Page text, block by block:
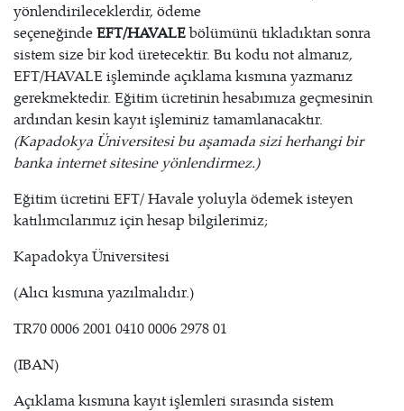
yönlendirileceklerdir, ödeme
seçeneğinde EFT/HAVALEbölümünü tıkladıktan sonra
sistem size bir kod üretecektir. Bu kodu not almanız,
EFT/HAVALE işleminde açıklama kısmına yazmanız
gerekmektedir. Eğitim ücretinin hesabımıza geçmesinin
ardından kesin kayıt işleminiz tamamlanacaktır.
(Kapadokya Üniversitesi bu aşamada sizi herhangi bir
banka internet sitesine yönlendirmez.)
Eğitim ücretini EFT/ Havale yoluyla ödemek isteyen
katılımcılarımız için hesap bilgilerimiz;
Kapadokya Üniversitesi
(Alıcı kısmına yazılmalıdır.)
TR70 0006 2001 0410 0006 2978 01
(IBAN)
Açıklama kısmına kayıt işlemleri sırasında sistem